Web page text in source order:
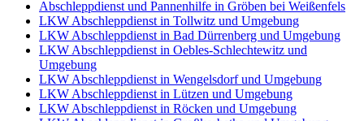
Abschleppdienst und Pannenhilfe in Gröben bei Weißenfels
LKW Abschleppdienst in Tollwitz und Umgebung
LKW Abschleppdienst in Bad Dürrenberg und Umgebung
LKW Abschleppdienst in Oebles-Schlechtewitz und
Umgebung
LKW Abschleppdienst in Wengelsdorf und Umgebung
LKW Abschleppdienst in Lützen und Umgebung
LKW Abschleppdienst in Röcken und Umgebung